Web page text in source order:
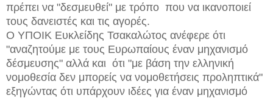
πρέπει να "δεσμευθεί" με τρόπο που να ικανοποιεί
τους δανειστές και τις αγορές.
Ο ΥΠΟΙΚ Ευκλείδης Τσακαλώτος ανέφερε ότι
"αναζητούμε με τους Ευρωπαίους έναν μηχανισμό
δέσμευσης" αλλά και ότι "με βάση την ελληνική
νομοθεσία δεν μπορείς να νομοθετήσεις προληπτικά"
εξηγώντας ότι υπάρχουν ιδέες για έναν μηχανισμό